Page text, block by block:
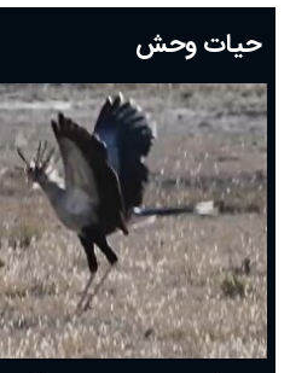
دعای روز بیستم ماه رمضان؛ ۱۹ اسفند ۱۴۰۴
دعای روز هشتم ماه مبارک رمضان؛ ۷ اسفند ماه ۱۴۰۴
دعای روز هفتم ماه رمضان؛ ۶ اسفند ۱۴۰۴
دعای روز ششم ماه رمضان؛ ۵ اسفند ۱۴۰۴
دعای روز پنجم ماه رمضان؛ ۴ اسفند ۱۴۰۴
دعای روز چهارم ماه مبارک رمضان؛ ۳ اسفند ۱۴۰۴
دعای روز سوم ماه مبارک رمضان؛ ۱۴ اسفند ۱۴۰۴
دعای روز دوم ماه مبارک رمضان ۱ اسفند ماه ۱۴۰۴
دعای روز اول ماه مبارک رمضان، ۳۰ بهمن ۱۴۰۴
حضرت زینب(س) چگونه از دنیا رفت؟
بهترین پیامک تبریک روز پدر ۱۴۰۴؛ جملات زیبا و صمیمانه
حیات وحش